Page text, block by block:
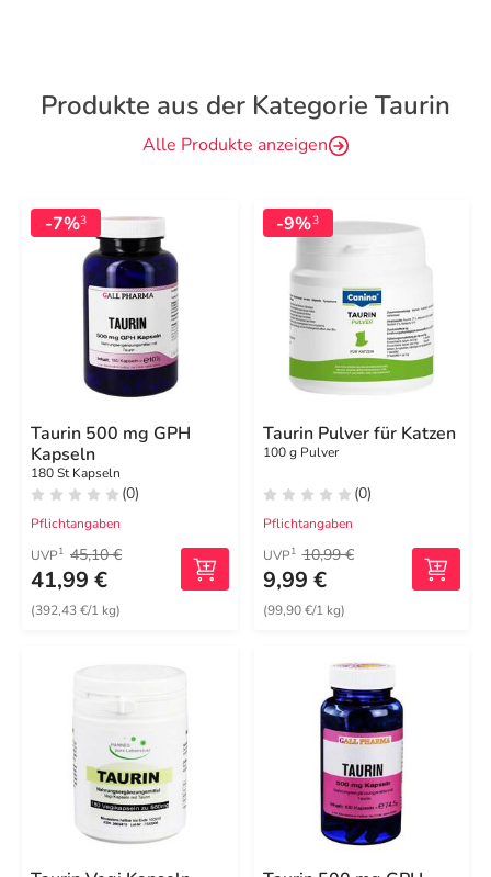
Produkte aus der Kategorie Taurin
Alle Produkte anzeigen
-7%3
Taurin 500 mg GPH
Kapseln
180 St Kapseln
(0)
Pflichtangaben
UVP1 45,10 €
41,99 €
(392,43 €/1 kg)
-9%3
Taurin Pulver für Katzen
100 g Pulver
(0)
Pflichtangaben
UVP1 10,99 €
9,99 €
(99,90 €/1 kg)